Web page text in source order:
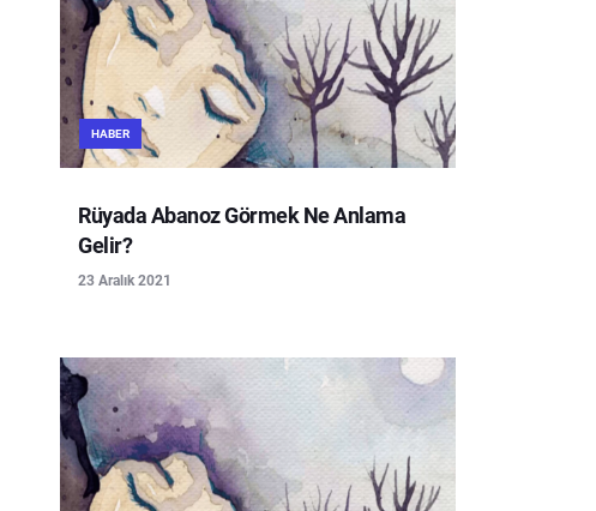
HABER
Rüyada Abanoz Görmek Ne Anlama
Gelir?
23 Aralık 2021